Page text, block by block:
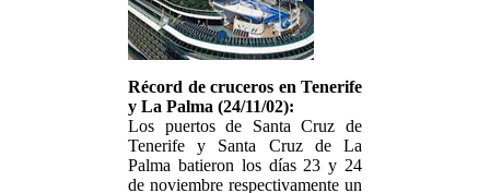
Récord de cruceros en Tenerife
y La Palma (24/11/02):
Los puertos de Santa Cruz de
Tenerife y Santa Cruz de La
Palma batieron los días 23 y 24
de noviembre respectivamente un